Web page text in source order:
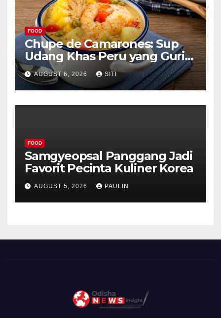
FOOD
Chupe de Camarones: Sup
Udang Khas Peru yang Gurih
Lezat
AUGUST 6, 2026 SITI
FOOD
Samgyeopsal Panggang Jadi
Favorit Pecinta Kuliner Korea
AUGUST 5, 2026 PAULIN